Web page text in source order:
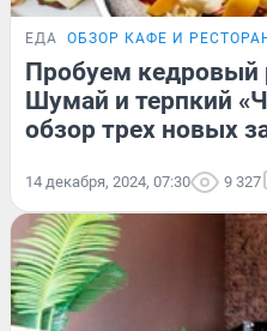
ЕДА ОБЗОР КАФЕ И
Пробуем
Шумай и терпкий
обзор трех новых
14 декабря, 2024, 07:30 9 327